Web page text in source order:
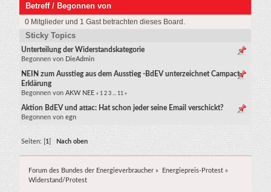
Betreff/ Begonnen von
0 Mitglieder und 1 Gast betrachten dieses Board.
Sticky Topics
Unterteilung der Widerstandskategorie
Begonnen von DieAdmin
NEIN zum Ausstieg aus dem Ausstieg -BdEV unterzeichnet Campact-
Erklärung
Begonnen vonAKW NEE « 1 2 3 11 »
Aktion BdEV und attac: Hat schon jeder seine Email verschickt?
Begonnen vonegn
Seiten: [ 1 Nach oben
Forum des Bundes der Energieverbraucher » Energiepreis-Protest»
Widerstand/Protest